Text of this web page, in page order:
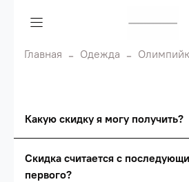
Главная Одежда
Какую скидку я могу получить?
Сумма скидки зависит от
Скидка считается с
первого?